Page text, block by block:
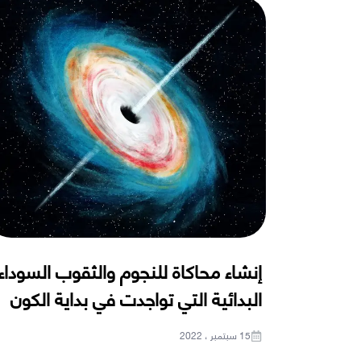
إنشاء محاكاة للنجوم والثقوب
البدائية التي تواجدت في بداية الكون
15 سبتمبر ، 2022